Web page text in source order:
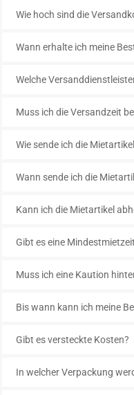
Wie hoch sind die
Wann erhalte ich meine
Welche
Muss ich die Versandzeit
Wie sende ich die
Wann sende ich die
Kann ich die Mietartikel
Gibt es eine
Muss ich eine Kaution
Bis wann kann ich meine
Gibt es versteckte Kosten?
In welcher Verpackung